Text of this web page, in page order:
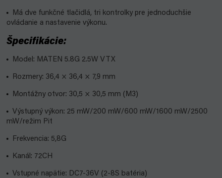
Má dve funkčné tlačidlá, tri kontrolky pre jednoduchšie
ovládanie a nastavenie výkonu.
Špecifikácie:
Model: MATEN 5.8G 2.5W VTX
Rozmery: 36,4 × 36,4 × 7,9 mm
Montážny otvor: 30,5 × 30,5 mm (M3)
Výstupný výkon: 25 mW/200 mW/600 mW/1600 mW/2500
mW/režim Pit
Frekvencia: 5,8G
Kanál: 72CH
Vstupné napätie: DC7-36V (2-8S batéria)